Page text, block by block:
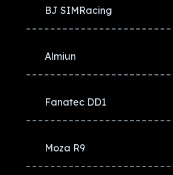
BJ SIMRacing
Almiun
Fanatec DD1
Moza R9